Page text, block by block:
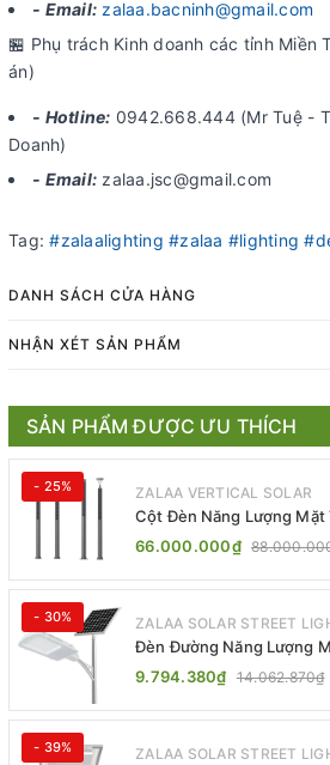
- Email: zalaa.bacninh@gmail.com
🏪 Phụ trách Kinh doanh các tỉnh Miền
án)
- Hotline: 0942.668.444 (Mr Tuệ -
Doanh)
- Email: zalaa.jsc@gmail.com
Tag:#zalaalighting #zalaa #lighting
DANH SÁCH CỬA HÀNG
NHẬN XÉT SẢN PHẨM
SẢN PHẨM ĐƯỢC ƯU THÍCH
- 25% ZALAA VERTICAL SOLAR
Cột Đèn Năng Lượng Mặt
ZSR-YYDS-360 | ZALAA
66.000.000₫
- 30% ZALAA SOLAR STREET
Đèn Đường Năng Lượng
Khiển MPPT ZL-GMX01
9.794.380₫ 14.062.870₫
- 39% ZALAA SOLAR STREET